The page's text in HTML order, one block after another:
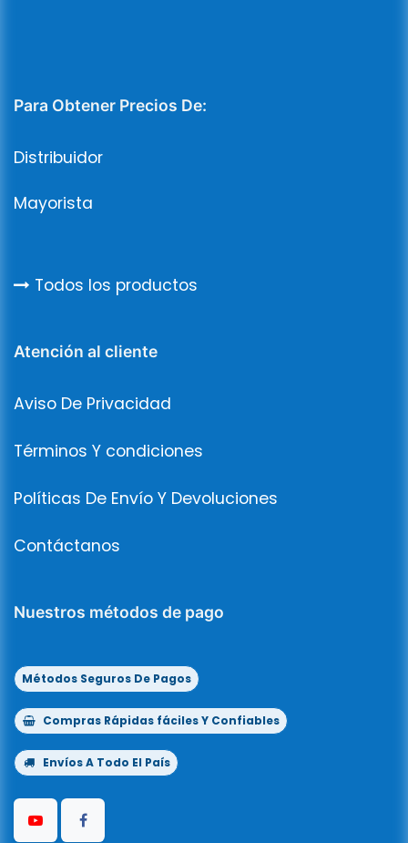
Para Obtener Precios De:
Distribuidor
Mayorista
Todos los productos
Atención al cliente
Aviso De Privacidad
Términos Y condiciones
Políticas De Envío Y Devoluciones
Contáctanos
Nuestros métodos de pago
Métodos Seguros De Pagos
Compras Rápidas fáciles Y Confiables
Envíos A Todo El País